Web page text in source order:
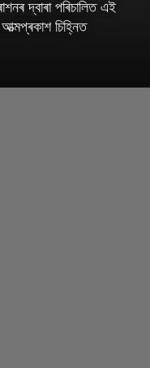
দ্বাৰা পৰিচালিত এই
চিহ্নিত